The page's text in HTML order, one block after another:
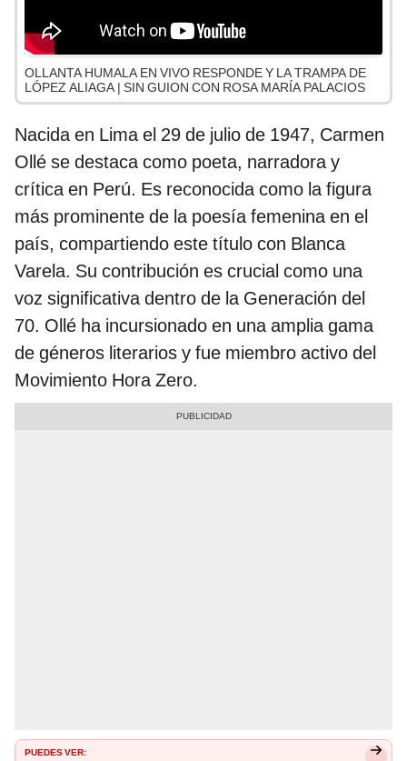
OLLANTA HUMALA EN VIVO RESPONDE Y LA TRAMPA DE
LÓPEZ ALIAGA | SIN GUION CON ROSA MARÍA PALACIOS
Nacida en Lima el 29 de julio de 1947, Carmen
Ollé se destaca como poeta, narradora y
crítica en Perú. Es reconocida como la figura
más prominente de la poesía femenina en el
país, compartiendo este título con Blanca
Varela. Su contribución es crucial como una
voz significativa dentro de la Generación del
70. Ollé ha incursionado en una amplia gama
de géneros literarios y fue miembro activo del
Movimiento Hora Zero.
PUEDES VER: